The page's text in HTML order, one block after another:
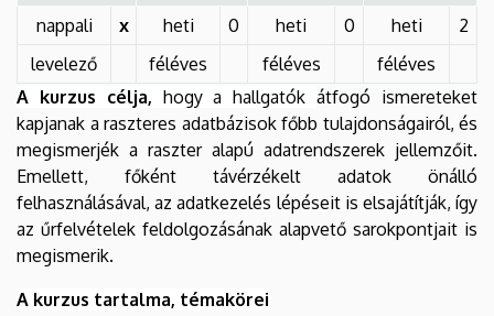
nappali
x heti 0 heti 0 heti
2
levelező
féléves féléves
féléves
A kurzus célja, hogy a hallgatókátfogó ismereteket
kapjanak a raszteres adatbázisok főbb tulajdonságairól, és
megismerjék a raszter alapú adatrendszerek jellemzőit.
Emellett, főként távérzékelt adatok önálló
felhasználásával, az adatkezelés lépéseit is elsajátítják, így
az űrfelvételek feldolgozásának alapvető sarokpontjait is
megismerik.
A kurzus tartalma, témakörei